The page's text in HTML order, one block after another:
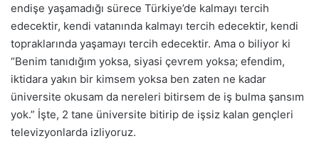
endişe yaşamadığı sürece Türkiye’de kalmayı tercih
edecektir, kendi vatanında kalmayı tercih edecektir, kendi
topraklarında yaşamayı tercih edecektir. Ama o biliyor ki
“Benim tanıdığım yoksa, siyasi çevrem yoksa; efendim,
iktidara yakın bir kimsem yoksa ben zaten ne kadar
üniversite okusam da nereleri bitirsem de iş bulma şansım
yok.” İşte, 2 tane üniversite bitirip de işsiz kalan gençleri
televizyonlarda izliyoruz.